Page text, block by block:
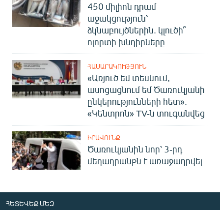
450 միլիոն դրամ
աջակցություն՝
ձկնաբույծներին. կլուծի՞
ոլորտի խնդիրները
ՀԱՍԱՐԱԿՈՒԹՅՈՒՆ
«Առյուծ եմ տեսնում,
ասոցացնում եմ Ծառուկյանի
ընկերությունների հետ».
«Կենտրոն» TV-ն տուգանվեց
ԻՐԱՎՈՒՆՔ
Ծառուկյանին նոր՝ 3-րդ
մեղադրանքն է առաջադրվել
ՀԵՏԵՎԵՔ ՄԵԶ